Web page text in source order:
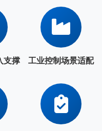
支撑 工业控制场景适配